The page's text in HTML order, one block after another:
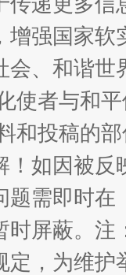
增强国家
会、和谐
使者与和
和投稿的
！如因被
题需即时在
时屏蔽。
定，为维